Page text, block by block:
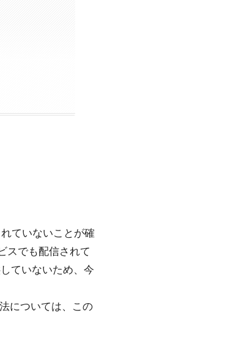
ていないことが確
スでも配信されて
ていないため、今
については、この